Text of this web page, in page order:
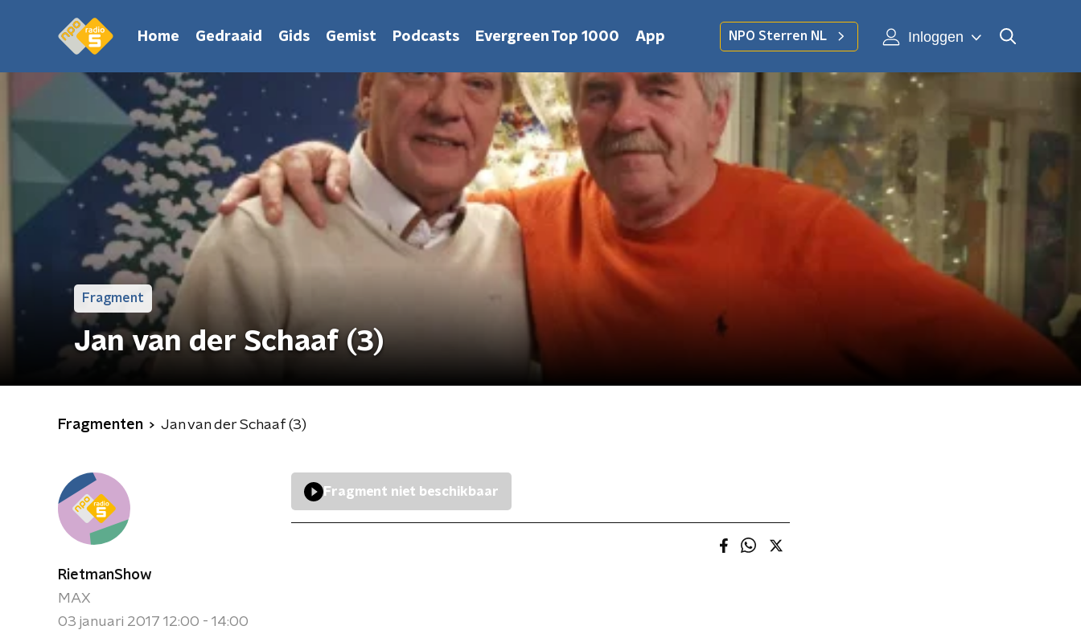
Home Gedraaid Gids Gemist Podcasts Evergreen Top 1000 App NPO Sterren NL Inloggen
Fragment
Jan van der Schaaf (3)
Fragmenten Jan van der Schaaf (3)
RietmanShow
MAX
03 januari 2017 12:00 - 14:00
Fragment niet beschikbaar